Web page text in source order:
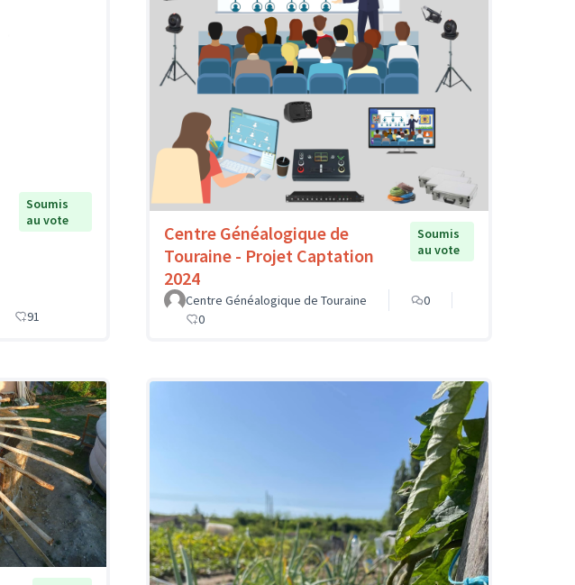
Soumis
au vote
91
Centre Généalogique de
Touraine - Projet Captation
2024
Soumis
au vote
Centre Généalogique de Touraine
0
0